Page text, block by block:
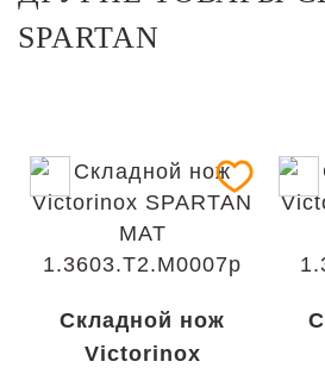
SPARTAN
Складной нож
Victorinox